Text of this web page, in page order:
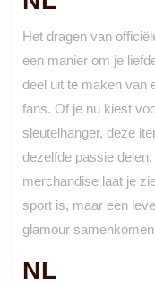
Het dragen van
een manier om je
deel uit te maken van
fans. Of je nu kiest
sleutelhanger, deze
dezelfde passie
merchandise laat je
sport is, maar een
glamour
NL